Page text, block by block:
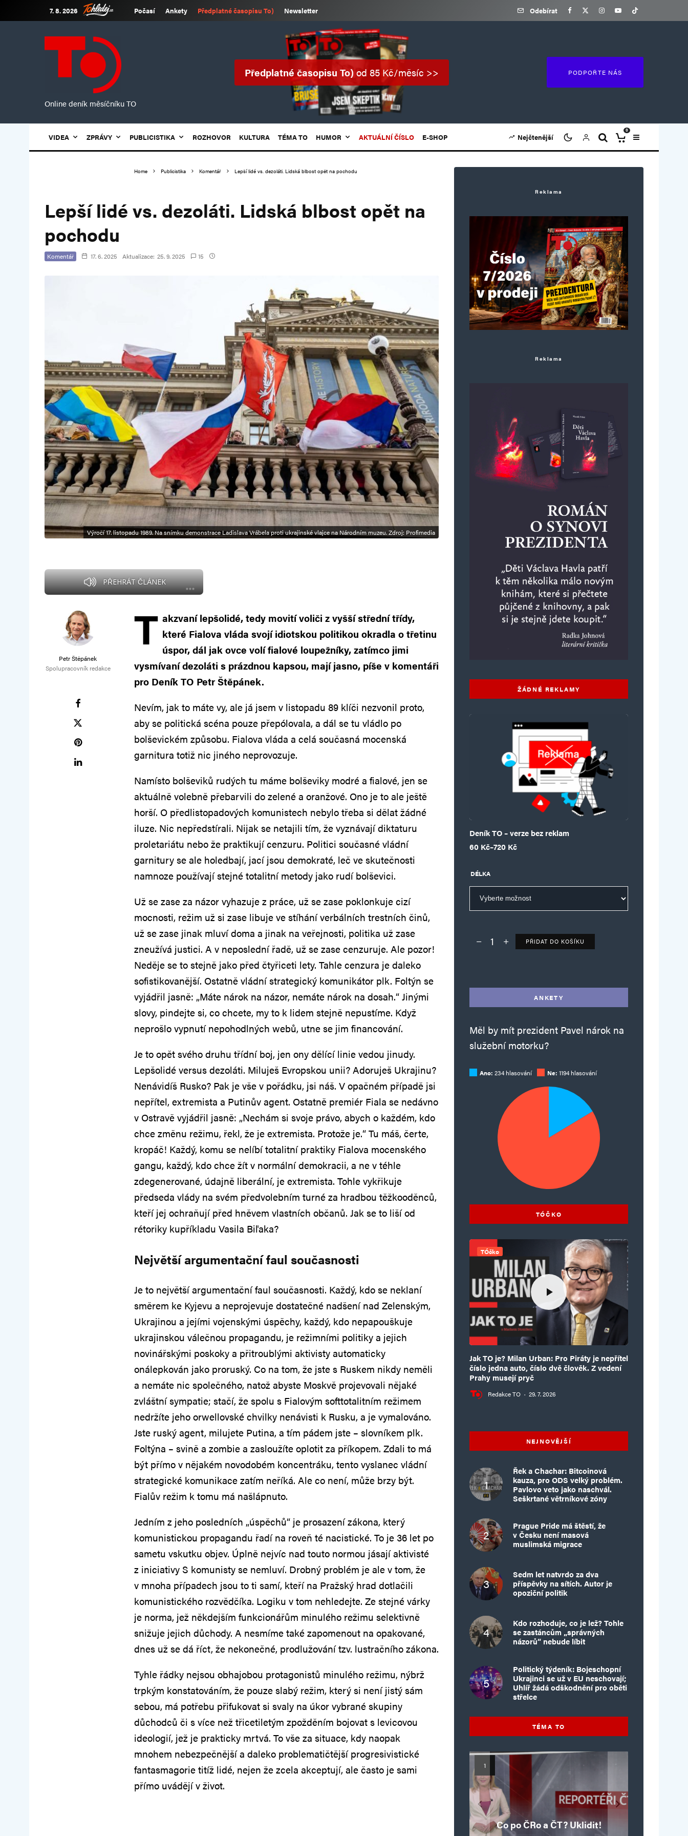
7. 8. 2026 Počasí Ankety Předplatné časopisu To) Newsletter Odebírat
Online deník měsíčníku TO
Předplatné časopisu To)od 85 Kč/měsíc >> PODPOŘTE NÁS
VIDEA ZPRÁVY PUBLICISTIKA ROZHOVOR KULTURA TÉMA TO HUMOR AKTUÁLNÍ ČÍSLO E-SHOP Nejčtenější
0
Home Publicistika Komentář Lepší lidé vs. dezoláti. Lidská blbost opět na pochodu
Lepší lidé vs. dezoláti. Lidská blbost opět na
pochodu
Komentář 17. 6. 2025 Aktualizace: 25. 9. 2025 15
Výročí 17. listopadu 1989. Na snímku demonstrace Ladislava Vrábela proti ukrajinské vlajce na Národním muzeu. Zdroj: Profimedia
PŘEHRÁT ČLÁNEK
Petr Štěpánek
Spolupracovník redakce
T akzvaní lepšolidé, tedy movití voliči z vyšší střední třídy,
které Fialova vláda svojí idiotskou politikou okradla o třetinu
úspor, dál jak ovce volí fialové loupežníky, zatímco jimi
vysmívaní dezoláti s prázdnou kapsou, mají jasno, píše v komentáři
pro Deník TO Petr Štěpánek.
Nevím, jak to máte vy, ale já jsem v listopadu 89 klíči nezvonil proto,
aby se politická scéna pouze přepólovala, a dál se tu vládlo po
bolševickém způsobu. Fialova vláda a celá současná mocenská
garnitura totiž nic jiného neprovozuje.
Namísto bolševiků rudých tu máme bolševiky modré a fialové, jen se
aktuálně volebně přebarvili do zelené a oranžové. Ono je to ale ještě
horší. O předlistopadových komunistech nebylo třeba si dělat žádné
iluze. Nic nepředstírali. Nijak se netajili tím, že vyznávají diktaturu
proletariátu nebo že praktikují cenzuru. Politici současné vládní
garnitury se ale holedbají, jací jsou demokraté, leč ve skutečnosti
namnoze používají stejné totalitní metody jako rudí bolševici.
Už se zase za názor vyhazuje z práce, už se zase poklonkuje cizí
mocnosti, režim už si zase libuje ve stíhání verbálních trestních činů,
už se zase jinak mluví doma a jinak na veřejnosti, politika už zase
zneužívá justici. A v neposlední řadě, už se zase cenzuruje. Ale pozor!
Neděje se to stejně jako před čtyřiceti lety. Tahle cenzura je daleko
sofistikovanější. Ostatně vládní strategický komunikátor plk. Foltýn se
vyjádřil jasně: „Máte nárok na názor, nemáte nárok na dosah.“ Jinými
slovy, pindejte si, co chcete, my to k lidem stejně nepustíme. Když
neprošlo vypnutí nepohodlných webů, utne se jim financování.
Je to opět svého druhu třídní boj, jen ony dělící linie vedou jinudy.
Lepšolidé versus dezoláti. Miluješ Evropskou unii? Adoruješ Ukrajinu?
Nenávidíš Rusko? Pak je vše v pořádku, jsi náš. V opačném případě jsi
nepřítel, extremista a Putinův agent. Ostatně premiér Fiala se nedávno
v Ostravě vyjádřil jasně: „Nechám si svoje právo, abych o každém, kdo
chce změnu režimu, řekl, že je extremista. Protože je.“ Tu máš, čerte,
kropáč! Každý, komu se nelíbí totalitní praktiky Fialova mocenského
gangu, každý, kdo chce žít v normální demokracii, a ne v téhle
zdegenerované, údajně liberální, je extremista. Tohle vykřikuje
předseda vlády na svém předvolebním turné za hradbou těžkooděnců,
kteří jej ochraňují před hněvem vlastních občanů. Jak se to liší od
rétoriky kupříkladu Vasila Biľaka?
Největší argumentační faul současnosti
Je to největší argumentační faul současnosti. Každý, kdo se neklaní
směrem ke Kyjevu a neprojevuje dostatečné nadšení nad Zelenským,
Ukrajinou a jejími vojenskými úspěchy, každý, kdo nepapouškuje
ukrajinskou válečnou propagandu, je režimními politiky a jejich
novinářskými poskoky a přitroublými aktivisty automaticky
onálepkován jako proruský. Co na tom, že jste s Ruskem nikdy neměli
a nemáte nic společného, natož abyste Moskvě projevovali nějaké
zvláštní sympatie; stačí, že spolu s Fialovým softtotalitním režimem
nedržíte jeho orwellovské chvilky nenávisti k Rusku, a je vymalováno.
Jste ruský agent, milujete Putina, a tím pádem jste – slovníkem plk.
Foltýna – svině a zombie a zasloužíte oplotit za příkopem. Zdali to má
být přímo v nějakém novodobém koncentráku, tento vyslanec vládní
strategické komunikace zatím neříká. Ale co není, může brzy být.
Fialův režim k tomu má našlápnuto.
Jedním z jeho posledních „úspěchů“ je prosazení zákona, který
komunistickou propagandu řadí na roveň té nacistické. To je 36 let po
sametu vskutku objev. Úplně nejvíc nad touto normou jásají aktivisté
z iniciativy S komunisty se nemluví. Drobný problém je ale v tom, že
v mnoha případech jsou to ti samí, kteří na Pražský hrad dotlačili
komunistického rozvědčíka. Logiku v tom nehledejte. Ze stejné várky
je norma, jež někdejším funkcionářům minulého režimu selektivně
snižuje jejich důchody. A nesmíme také zapomenout na opakované,
dnes už se dá říct, že nekonečné, prodlužování tzv. lustračního zákona.
Tyhle řádky nejsou obhajobou protagonistů minulého režimu, nýbrž
trpkým konstatováním, že pouze slabý režim, který si není jistý sám
sebou, má potřebu přifukovat si svaly na úkor vybrané skupiny
důchodců či s více než třicetiletým zpožděním bojovat s levicovou
ideologií, jež je prakticky mrtvá. To vše za situace, kdy naopak
mnohem nebezpečnější a daleko problematičtější progresivistické
fantasmagorie titíž lidé, nejen že zcela akceptují, ale často je sami
přímo uvádějí v život.
Reklama
Reklama
ŽÁDNÉ REKLAMY
Deník TO – verze bez reklam
60 Kč–720 Kč
Rozpětí cen: 60 Kč až 720 Kč
DÉLKA
Deník TO – verze bez reklam množství
PŘIDAT DO KOŠÍKU
ANKETY
Měl by mít prezident Pavel nárok na
služební motorku?
Ano: 234 hlasování Ne: 1194 hlasování
TÓČKO
TÓčko
Jak TO je? Milan Urban: Pro Piráty je nepřítel
číslo jedna auto, číslo dvě člověk. Z vedení
Prahy musejí pryč
Redakce TO · 29. 7. 2026
NEJNOVĚJŠÍ
Řek a Chachar: Bitcoinová
kauza, pro ODS velký problém.
Pavlovo veto jako naschvál.
Seškrtané větrníkové zóny
Prague Pride má štěstí, že
v Česku není masová
muslimská migrace
Sedm let natvrdo za dva
příspěvky na sítích. Autor je
opoziční politik
Kdo rozhoduje, co je lež? Tohle
se zastáncům „správných
názorů“ nebude líbit
Politický týdeník: Bojeschopní
Ukrajinci se už v EU neschovají;
Uhlíř žádá odškodnění pro oběti
střelce
TÉMA TO
Co po ČRo a ČT? Uklidit!
Islamistický teror v EU,
6. díl: Brutální poprava
85letého katolického
kněze Jacquese Hamela
Islamistický teror v EU,
5. díl: Krvavé oslavy pádu
Bastily v Nice
Mýty o Václavu Klausovi:
Pivo, jazz, hádky,
loajalita i humor. Jakl
boří legendy o bývalém
prezidentovi
Vymíráme a politici lžou:
porodnost nezachrání
dotace, byty ani
zkrácené úvazky
Pim Fortuyn: Muž, který
se nestihl stát
premiérem